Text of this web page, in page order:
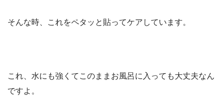
そんな時、これをペタッと貼ってケアしています。
これ、水にも強くてこのままお風呂に入っても大丈夫なん
ですよ。